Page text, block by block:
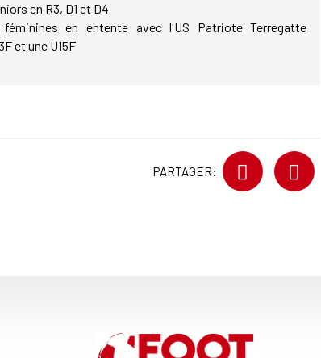
en R3, D1 et D4
féminines en entente avec l'US Patriote Terregatte
et une U15F
PARTAGER: